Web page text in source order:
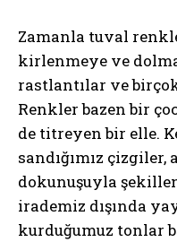
Zamanla tuval
kirlenmeye ve
rastlantılar ve
Renkler bazen bir
de titreyen bir elle.
sandığımız çizgiler,
dokunuşuyla
irademiz dışında
kurduğumuz tonlar